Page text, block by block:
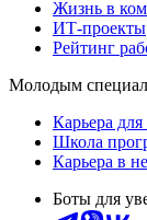
Жизнь в
ИТ-проекты
Рейтинг
Молодым
Карьера
Школа
Карьера в
Боты для